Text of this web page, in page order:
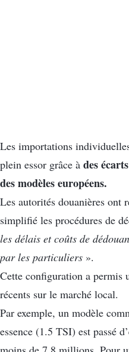
Les importations
plein essor grâce à des
des modèles européens.
Les autorités douanières ont
simplifié les procédures de
les délais et coûts de
par les particuliers ».
Cette configuration a permis
récents sur le marché local.
Par exemple, un modèle
essence (1.5 TSI) est passé